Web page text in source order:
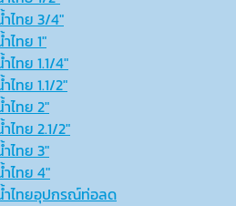
ไทย 3/4″
ไทย 1″
ทย 1.1/4″
ทย 1.1/2″
ไทย 2″
ไทย 2.1/2″
ไทย 3″
ไทย 4″
ไทยอุปกรณ์ท่อลด